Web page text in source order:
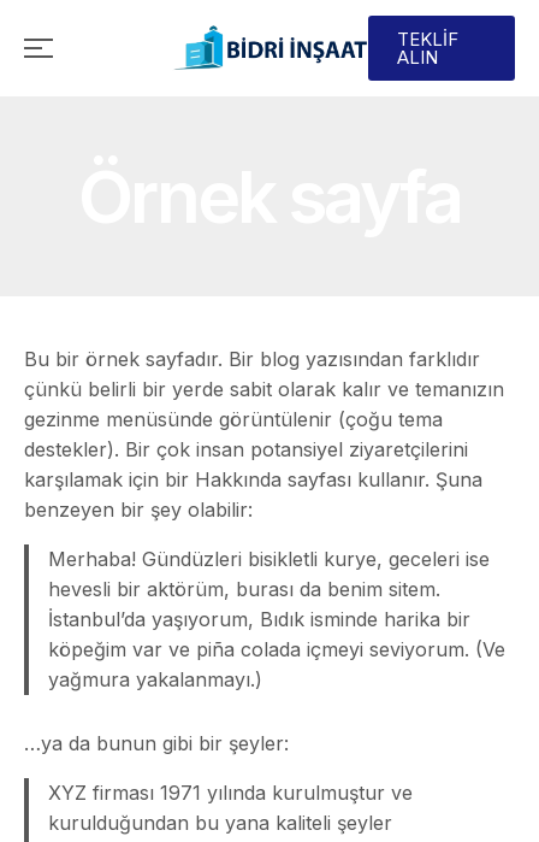
TEKLİF
ALIN
Bu bir örnek sayfadır. Bir blog yazısından farklıdır
çünkü belirli bir yerde sabit olarak kalır ve temanızın
gezinme menüsünde görüntülenir (çoğu tema
destekler). Bir çok insan potansiyel ziyaretçilerini
karşılamak için bir Hakkında sayfası kullanır. Şuna
benzeyen bir şey olabilir:
Merhaba! Gündüzleri bisikletli kurye, geceleri ise
hevesli bir aktörüm, burası da benim sitem.
İstanbul’da yaşıyorum, Bıdık isminde harika bir
köpeğim var ve piña colada içmeyi seviyorum. (Ve
yağmura yakalanmayı.)
…ya da bunun gibi bir şeyler:
XYZ firması 1971 yılında kurulmuştur ve
kurulduğundan bu yana kaliteli şeyler